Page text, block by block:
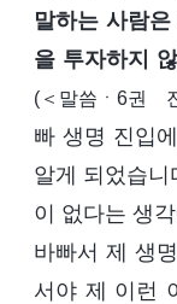
말하는 사람
을 투자하지
(＜말씀ㆍ6권
빠 생명 진입
알게 되었습
이 없다는 생
바빠서 제 생
서야 제 이런